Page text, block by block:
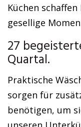
Küchen
gesellige
27
Quartal.
Praktische
sorgen für
benötigen, um